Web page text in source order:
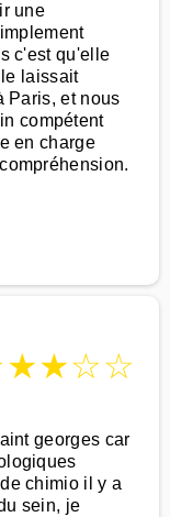
une
c'est qu'elle
laissait
Paris, et nous
compétent
en charge
★★☆☆
georges car
chimio il y a
sein, je